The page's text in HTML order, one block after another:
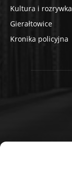
Kultura i rozrywka
Gierałtowice
Kronika policyjna
Platforma